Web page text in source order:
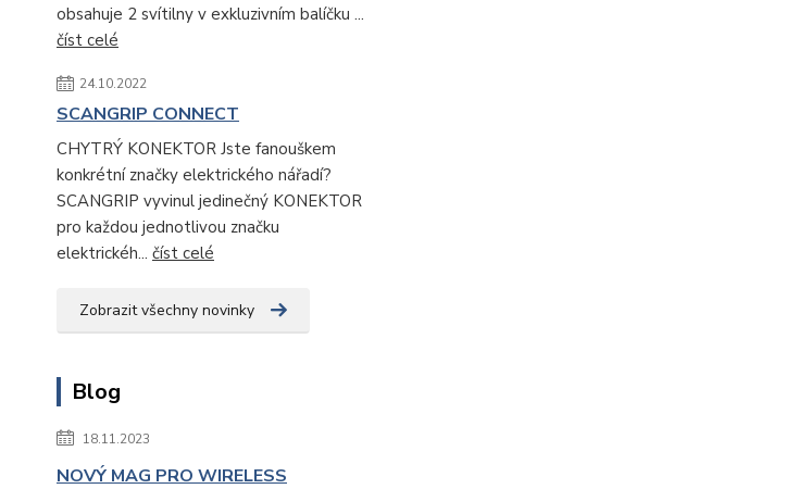
obsahuje 2 svítilny v exkluzivním balíčku ...
číst celé
24.10.2022
SCANGRIP CONNECT
CHYTRÝ KONEKTOR Jste fanouškem
konkrétní značky elektrického nářadí?
SCANGRIP vyvinul jedinečný KONEKTOR
pro každou jednotlivou značku
elektrickéh... číst celé
Zobrazit všechny novinky
Blog
18.11.2023
NOVÝ MAG PRO WIRELESS